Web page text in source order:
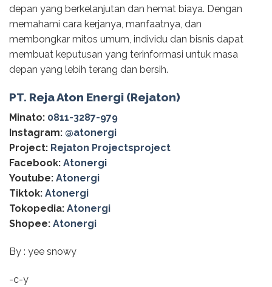
depan yang berkelanjutan dan hemat biaya. Dengan
memahami cara kerjanya, manfaatnya, dan
membongkar mitos umum, individu dan bisnis dapat
membuat keputusan yang terinformasi untuk masa
depan yang lebih terang dan bersih.
PT. Reja Aton Energi (Rejaton)
Minato: 0811-3287-979
Instagram: @‌atonergi
Project: Rejaton Projectsproject
Facebook: Atonergi
Youtube: Atonergi
Tiktok: Atonergi
Tokopedia: Atonergi
Shopee: Atonergi
By : yee snowy
-c-y